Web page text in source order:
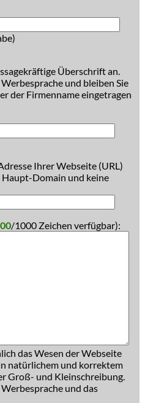
Überschrift an.
und bleiben Sie
der Firmenname eingetragen
Ihrer Webseite (URL)
Haupt-Domain und keine
/1000 Zeichen verfügbar):
das Wesen der Webseite
natürlichem und korrektem
Groß- und Kleinschreibung.
und das